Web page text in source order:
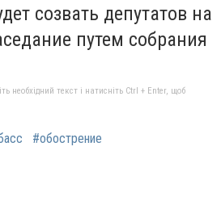
созвать депутатов на
путем собрания
необхідний текст і натисніть Ctrl + Enter, щоб
#обострение